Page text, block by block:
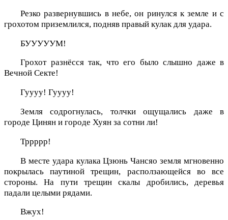
Резко развернувшись в небе, он ринулся к земле и с
грохотом приземлился, подняв правый кулак для удара.
БУУУУУМ!
Грохот разнёсся так, что его было слышно даже в
Вечной Секте!
Гуууу! Гуууу!
Земля содрогнулась, толчки ощущались даже в
городе Цинян и городе Хуян за сотни ли!
Тррррр!
В месте удара кулака Цзюнь Чансяо земля мгновенно
покрылась паутиной трещин, расползающейся во все
стороны. На пути трещин скалы дробились, деревья
падали целыми рядами.
Вжух!